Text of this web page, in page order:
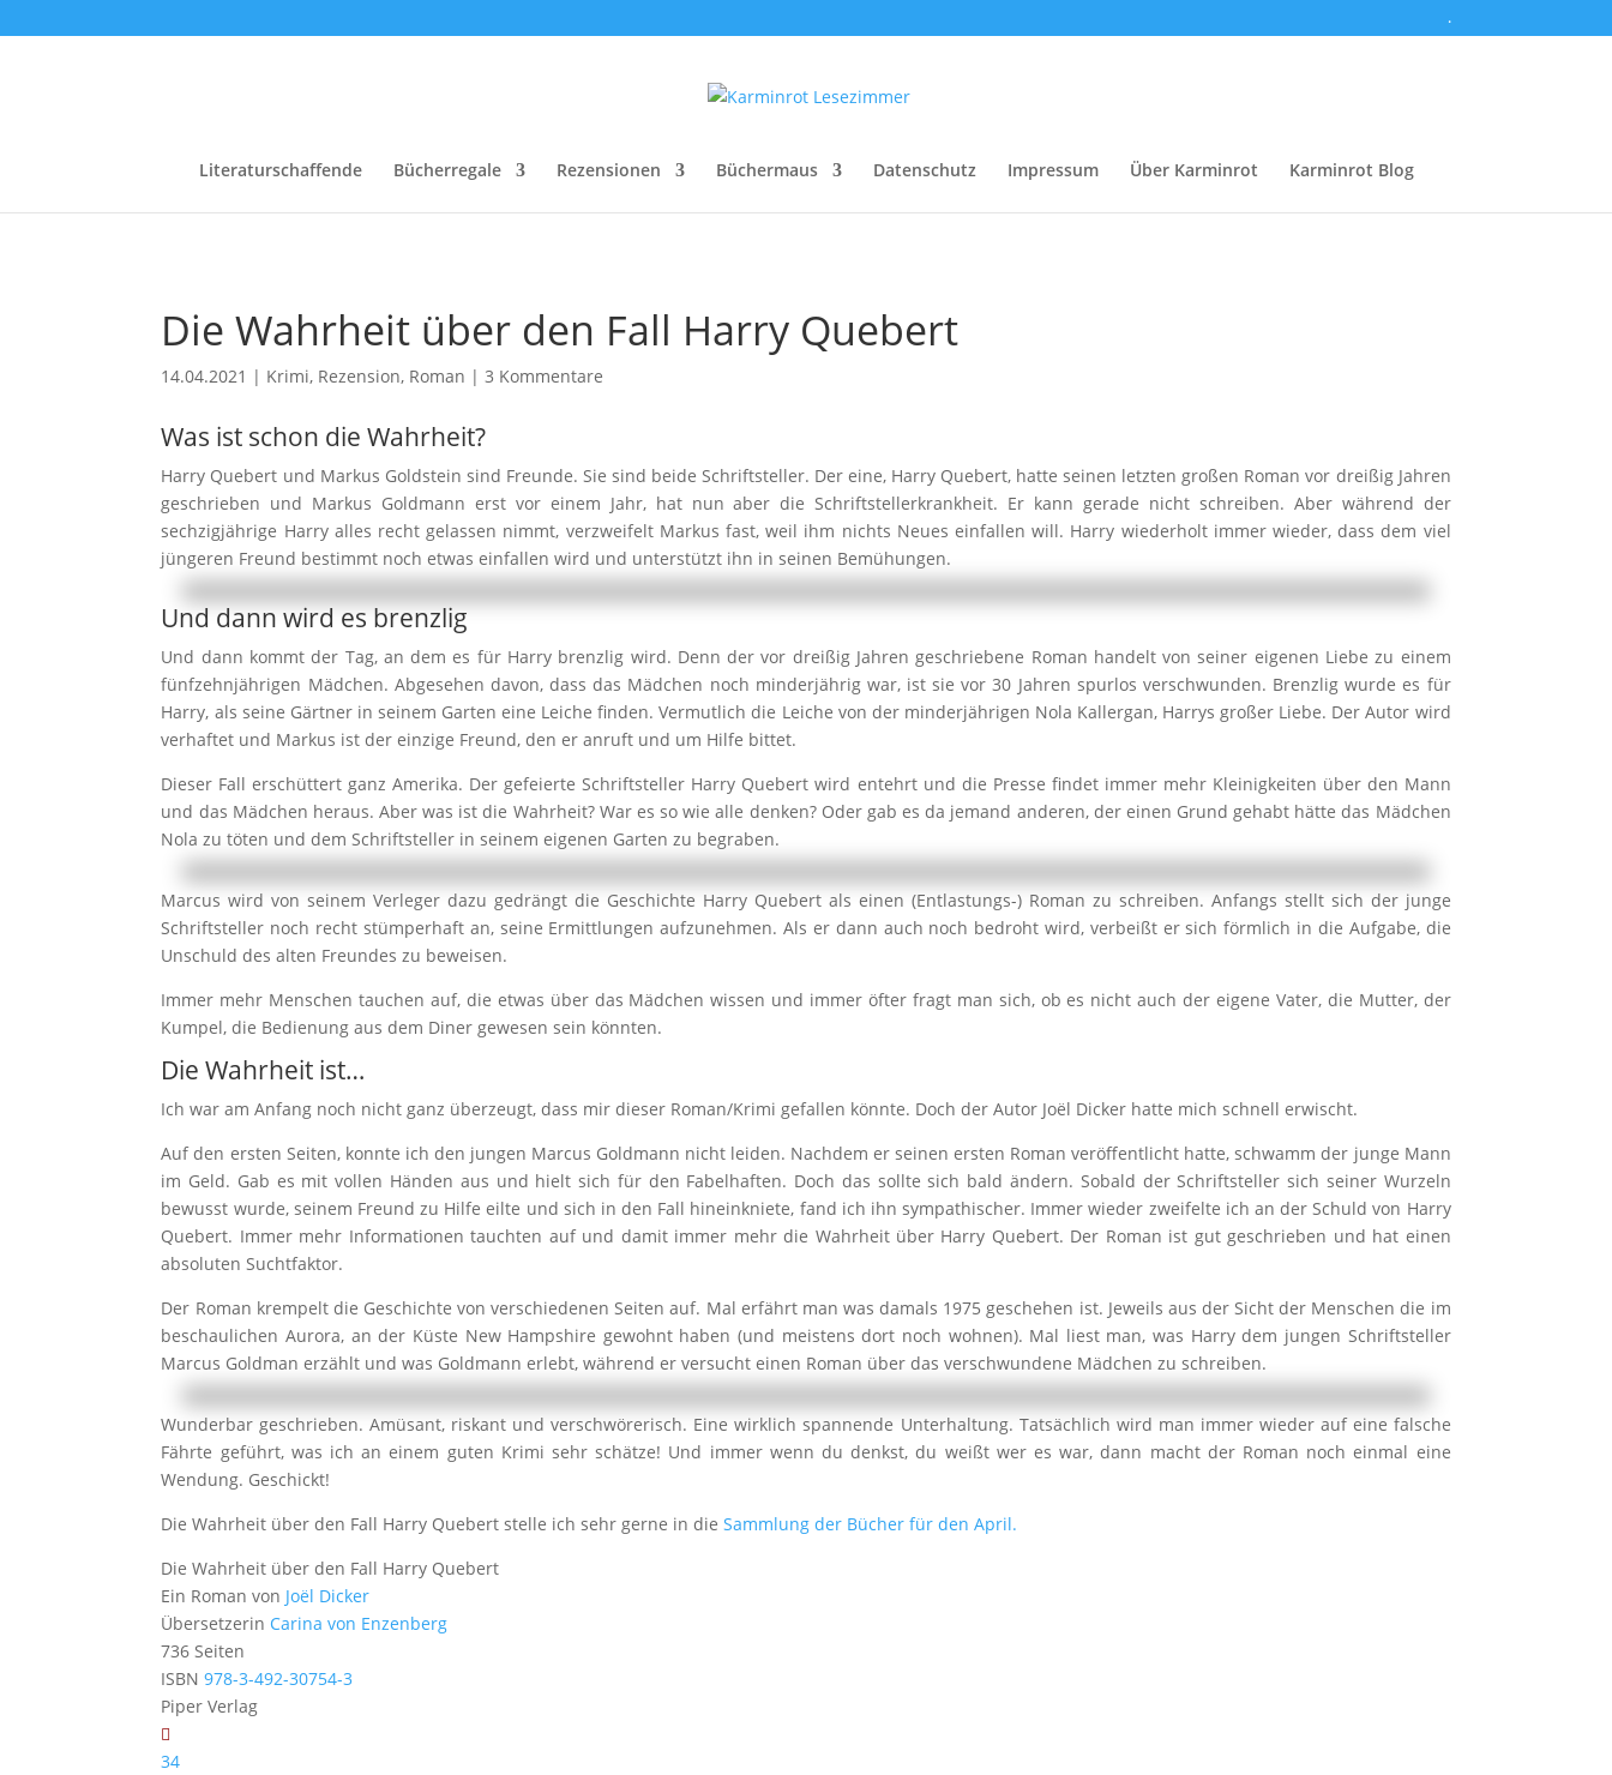
.
Literaturschaffende Bücherregale Rezensionen Büchermaus Datenschutz Impressum Über Karminrot Karminrot Blog
Die Wahrheit über den Fall Harry Quebert
14.04.2021 | Krimi, Rezension, Roman |3 Kommentare
Was ist schon die Wahrheit?
Harry Quebert und Markus Goldstein sind Freunde. Sie sind beide Schriftsteller. Der eine, Harry Quebert, hatte seinen letzten großen Roman vor dreißig Jahren
geschrieben und Markus Goldmann erst vor einem Jahr, hat nun aber die Schriftstellerkrankheit. Er kann gerade nicht schreiben. Aber während der
sechzigjährige Harry alles recht gelassen nimmt, verzweifelt Markus fast, weil ihm nichts Neues einfallen will. Harry wiederholt immer wieder, dass dem viel
jüngeren Freund bestimmt noch etwas einfallen wird und unterstützt ihn in seinen Bemühungen.
Und dann wird es brenzlig
Und dann kommt der Tag, an dem es für Harry brenzlig wird. Denn der vor dreißig Jahren geschriebene Roman handelt von seiner eigenen Liebe zu einem
fünfzehnjährigen Mädchen. Abgesehen davon, dass das Mädchen noch minderjährig war, ist sie vor 30 Jahren spurlos verschwunden. Brenzlig wurde es für
Harry, als seine Gärtner in seinem Garten eine Leiche finden. Vermutlich die Leiche von der minderjährigen Nola Kallergan, Harrys großer Liebe. Der Autor wird
verhaftet und Markus ist der einzige Freund, den er anruft und um Hilfe bittet.
Dieser Fall erschüttert ganz Amerika. Der gefeierte Schriftsteller Harry Quebert wird entehrt und die Presse findet immer mehr Kleinigkeiten über den Mann
und das Mädchen heraus. Aber was ist die Wahrheit? War es so wie alle denken? Oder gab es da jemand anderen, der einen Grund gehabt hätte das Mädchen
Nola zu töten und dem Schriftsteller in seinem eigenen Garten zu begraben.
Marcus wird von seinem Verleger dazu gedrängt die Geschichte Harry Quebert als einen (Entlastungs-) Roman zu schreiben. Anfangs stellt sich der junge
Schriftsteller noch recht stümperhaft an, seine Ermittlungen aufzunehmen. Als er dann auch noch bedroht wird, verbeißt er sich förmlich in die Aufgabe, die
Unschuld des alten Freundes zu beweisen.
Immer mehr Menschen tauchen auf, die etwas über das Mädchen wissen und immer öfter fragt man sich, ob es nicht auch der eigene Vater, die Mutter, der
Kumpel, die Bedienung aus dem Diner gewesen sein könnten.
Die Wahrheit ist…
Ich war am Anfang noch nicht ganz überzeugt, dass mir dieser Roman/Krimi gefallen könnte. Doch der Autor Joël Dicker hatte mich schnell erwischt.
Auf den ersten Seiten, konnte ich den jungen Marcus Goldmann nicht leiden. Nachdem er seinen ersten Roman veröffentlicht hatte, schwamm der junge Mann
im Geld. Gab es mit vollen Händen aus und hielt sich für den Fabelhaften. Doch das sollte sich bald ändern. Sobald der Schriftsteller sich seiner Wurzeln
bewusst wurde, seinem Freund zu Hilfe eilte und sich in den Fall hineinkniete, fand ich ihn sympathischer. Immer wieder zweifelte ich an der Schuld von Harry
Quebert. Immer mehr Informationen tauchten auf und damit immer mehr die Wahrheit über Harry Quebert. Der Roman ist gut geschrieben und hat einen
absoluten Suchtfaktor.
Der Roman krempelt die Geschichte von verschiedenen Seiten auf. Mal erfährt man was damals 1975 geschehen ist. Jeweils aus der Sicht der Menschen die im
beschaulichen Aurora, an der Küste New Hampshire gewohnt haben (und meistens dort noch wohnen). Mal liest man, was Harry dem jungen Schriftsteller
Marcus Goldman erzählt und was Goldmann erlebt, während er versucht einen Roman über das verschwundene Mädchen zu schreiben.
Wunderbar geschrieben. Amüsant, riskant und verschwörerisch. Eine wirklich spannende Unterhaltung. Tatsächlich wird man immer wieder auf eine falsche
Fährte geführt, was ich an einem guten Krimi sehr schätze! Und immer wenn du denkst, du weißt wer es war, dann macht der Roman noch einmal eine
Wendung. Geschickt!
Die Wahrheit über den Fall Harry Quebert stelle ich sehr gerne in die Sammlung der Bücher für den April.
Die Wahrheit über den Fall Harry Quebert
Ein Roman von Joël Dicker
Übersetzerin Carina von Enzenberg
736 Seiten
ISBN978-3-492-30754-3
Piper Verlag
34